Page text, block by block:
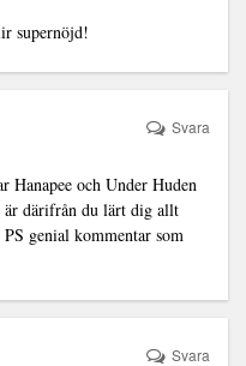
supernöjd!
Hanapee och Under Huden
därifrån du lärt dig allt
genial kommentar som
Svara
Svara